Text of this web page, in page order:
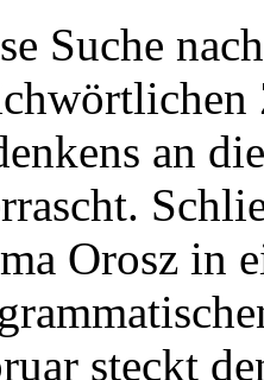
Suche
an
Orosz in
steckt